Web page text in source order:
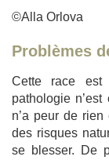
©Alla Orlova
Problèmes
Cette race est
pathologie n’est
n’a peur de
des risques
se blesser. De